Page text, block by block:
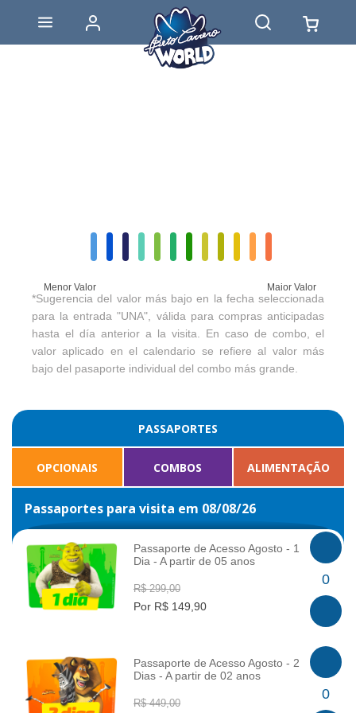
Menor Valor Maior Valor
*Sugerencia del valor más bajo en la fecha seleccionada
para la entrada "UNA", válida para compras anticipadas
hasta el día anterior a la visita. En caso de combo, el
valor aplicado en el calendario se refiere al valor más
bajo del pasaporte individual del combo más grande.
PASSAPORTES
OPCIONAIS COMBOS ALIMENTAÇÃO
Passaportes para visita em 08/08/26
INFO
Passaporte de Acesso Agosto - 1
Dia - A partir de 05 anos
R$ 299,00
Por R$ 149,90
0
INFO
Passaporte de Acesso Agosto - 2
Dias - A partir de 02 anos
R$ 449,00
0